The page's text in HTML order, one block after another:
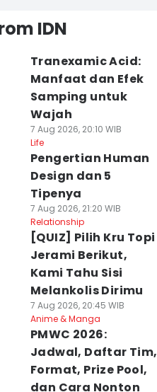
IDN
Tranexamic Acid:
Manfaat dan Efek
Samping untuk
Wajah
7 Aug 2026, 20:10 WIB
Life
Pengertian Human
Design dan 5
Tipenya
7 Aug 2026, 21:20 WIB
Relationship
[QUIZ] Pilih Kru Topi
Jerami Berikut,
Kami Tahu Sisi
Melankolis Dirimu
7 Aug 2026, 20:45 WIB
Anime & Manga
PMWC 2026:
Jadwal, Daftar Tim,
Format, Prize Pool,
dan Cara Nonton